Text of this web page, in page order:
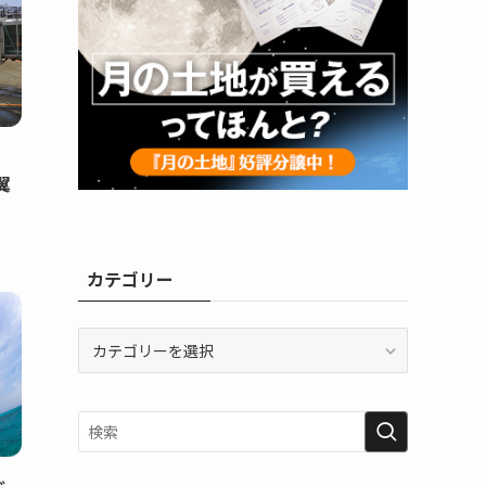
カテゴリー
リ
ー